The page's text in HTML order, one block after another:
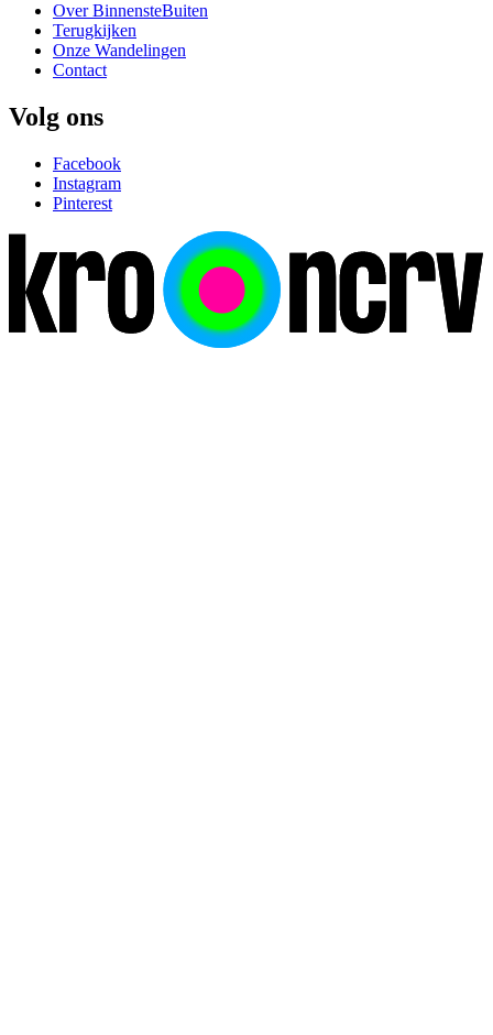
Over BinnensteBuiten
Terugkijken
Onze Wandelingen
Contact
Volg ons
Facebook
Instagram
Pinterest